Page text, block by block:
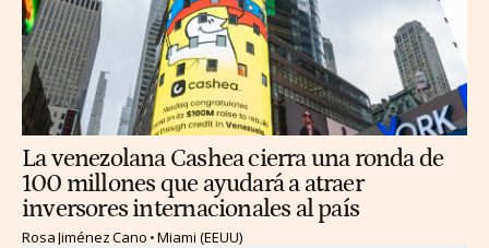
La venezolana Cashea cierra una ronda de
100 millones que ayudará a atraer
inversores internacionales al país
Rosa Jiménez Cano Miami (EEUU)